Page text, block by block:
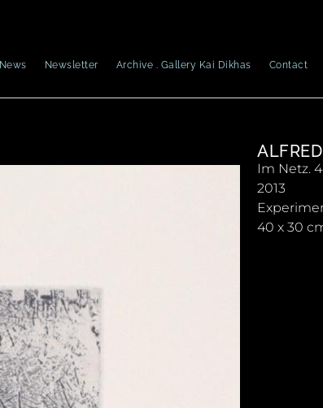
News Newsletter Archive . Gallery Kai Dikhas Contact
Im Netz.
2013
40 x 30